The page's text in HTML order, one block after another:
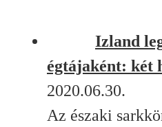
Izland
égtájaként: két
2020.06.30.
Az északi